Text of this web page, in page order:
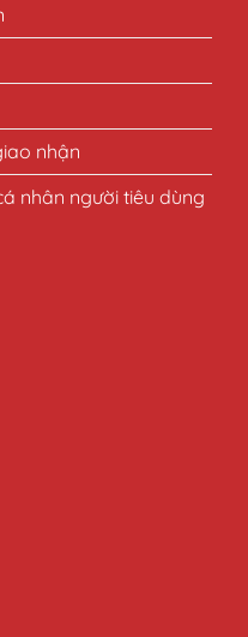
nhận
nhân người tiêu dùng